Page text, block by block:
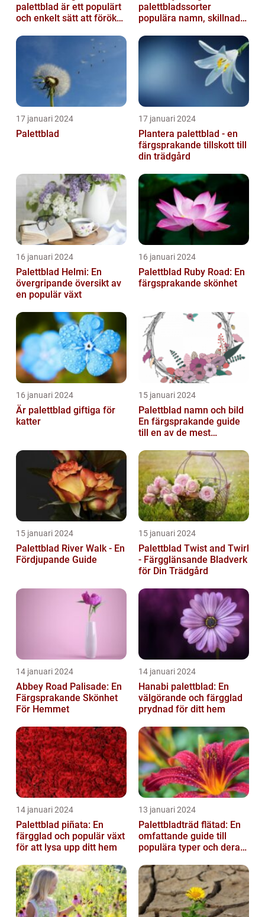
palettblad är ett populärt
och enkelt sätt att föröka
palettbladssorter
populära namn, skillnader
17 januari 2024
Palettblad
17 januari 2024
Plantera palettblad - en
färgsprakande tillskott till
din trädgård
16 januari 2024
Palettblad Helmi: En
övergripande översikt av
en populär växt
16 januari 2024
Palettblad Ruby Road: En
färgsprakande skönhet
16 januari 2024
Är palettblad giftiga för
katter
15 januari 2024
Palettblad namn och bild
En färgsprakande guide
till en av de mest
inomhusväxterna
15 januari 2024
Palettblad River Walk - En
Fördjupande Guide
15 januari 2024
Palettblad Twist and Twirl
- Färgglänsande Bladverk
för Din Trädgård
14 januari 2024
Abbey Road Palisade: En
Färgsprakande Skönhet
För Hemmet
14 januari 2024
Hanabi palettblad: En
välgörande och färgglad
prydnad för ditt hem
14 januari 2024
Palettblad piñata: En
färgglad och populär växt
för att lysa upp ditt hem
13 januari 2024
Palettbladträd flätad: En
omfattande guide till
populära typer och deras